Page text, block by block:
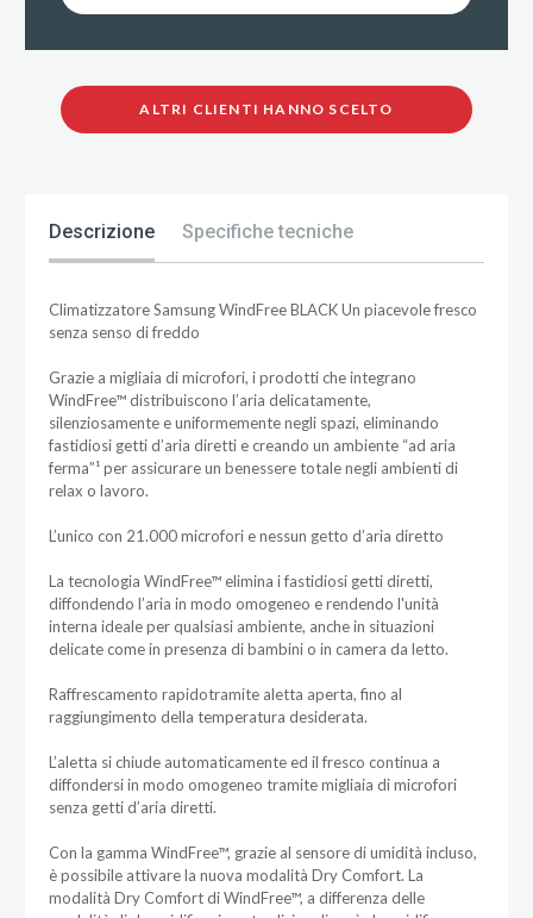
ALTRI CLIENTI HANNO SCELTO
Descrizione Specifiche tecniche
Climatizzatore Samsung WindFree BLACK Un piacevole fresco
senza senso di freddo
Grazie a migliaia di microfori, i prodotti che integrano
WindFree™ distribuiscono l’aria delicatamente,
silenziosamente e uniformemente negli spazi, eliminando
fastidiosi getti d’aria diretti e creando un ambiente “ad aria
ferma”¹ per assicurare un benessere totale negli ambienti di
relax o lavoro.
L’unico con 21.000 microfori e nessun getto d’aria diretto
La tecnologia WindFree™ elimina i fastidiosi getti diretti,
diffondendo l’aria in modo omogeneo e rendendo l'unità
interna ideale per qualsiasi ambiente, anche in situazioni
delicate come in presenza di bambini o in camera da letto.
Raffrescamento rapidotramite aletta aperta, fino al
raggiungimento della temperatura desiderata.
L’aletta si chiude automaticamente ed il fresco continua a
diffondersi in modo omogeneo tramite migliaia di microfori
senza getti d’aria diretti.
Con la gamma WindFree™, grazie al sensore di umidità incluso,
è possibile attivare la nuova modalità Dry Comfort. La
modalità Dry Comfort di WindFree™, a differenza delle